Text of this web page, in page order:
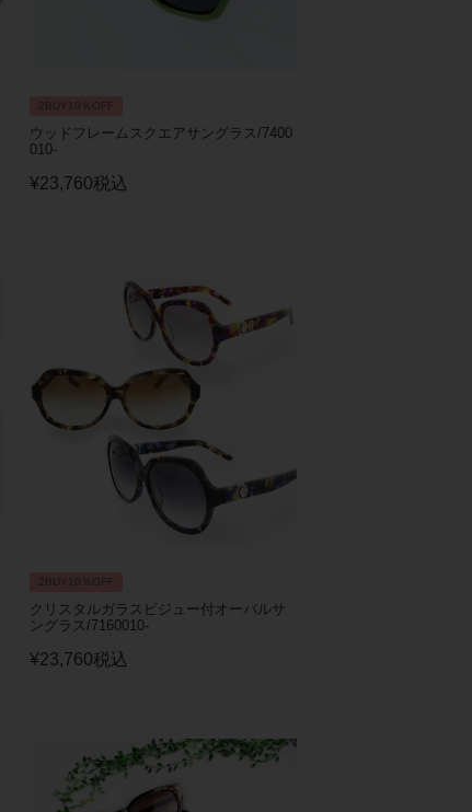
2BUY10％OFF
ウッドフレームスクエアサングラス/7400
010-
¥23,760税込
2BUY10％OFF
クリスタルガラスビジュー付オーバルサ
ングラス/7160010-
¥23,760税込